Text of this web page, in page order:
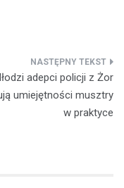
adepci policji z Żor
umiejętności musztry
w praktyce